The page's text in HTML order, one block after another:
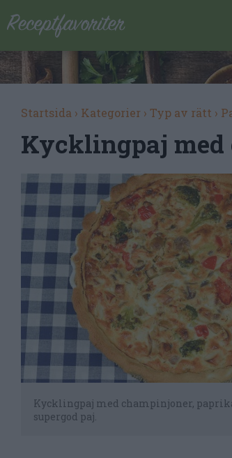
Startsida › Kategorier › Typ av rätt ›
Kycklingpaj
Kycklingpaj med champinjoner,
supergod paj.